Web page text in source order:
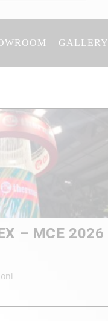
GALLERY
– MCE 2026